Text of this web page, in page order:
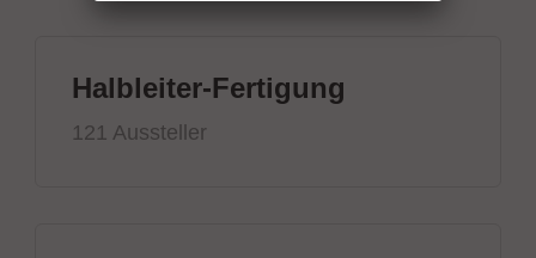
Halbleiter-Fertigung
121 Aussteller